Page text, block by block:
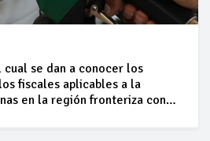
cual se dan a conocer los
fiscales aplicables a la
en la región fronteriza con